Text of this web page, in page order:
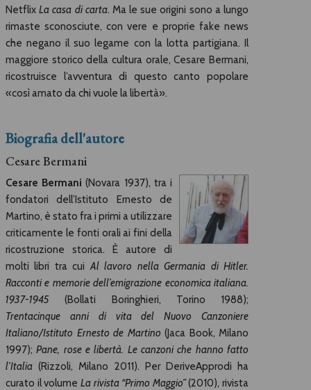
NetflixLa casa di carta. Ma le sue origini sono a lungo
rimaste sconosciute, con vere e proprie fake news
che negano il suo legame con la lotta partigiana. Il
maggiore storico della cultura orale, Cesare Bermani,
ricostruisce l’avventura di questo canto popolare
«così amato da chi vuole la libertà».
Biografia dell'autore
Cesare Bermani
Cesare Bermani (Novara 1937), tra i
fondatori dell’Istituto Ernesto de
Martino, è stato fra i primi a utilizzare
criticamente le fonti orali ai fini della
ricostruzione storica. È autore di
molti libri tra cuiAl lavoro nella Germania di Hitler.
Racconti e memorie dell’emigrazione economica italiana.
1937-1945(Bollati Boringhieri, Torino 1988);
Trentacinque anni di vita del Nuovo Canzoniere
Italiano/Istituto Ernesto de Martino (Jaca Book, Milano
1997);Pane, rose e libertà. Le canzoni che hanno fatto
l’Italia(Rizzoli, Milano 2011). Per DeriveApprodi ha
curato il volume La rivista “Primo Maggio”(2010), rivista